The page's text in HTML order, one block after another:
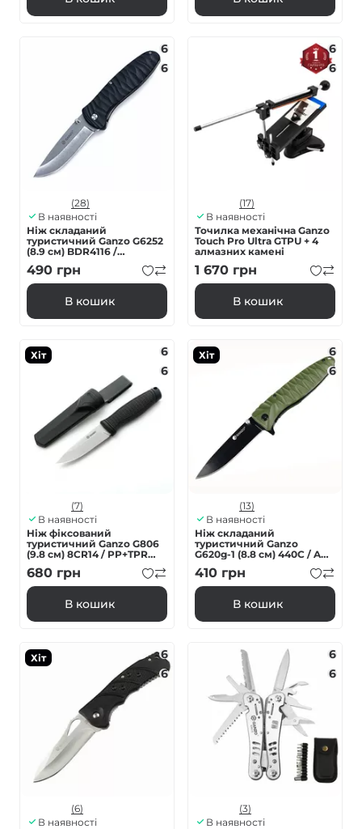
6
6
(28)
В наявності
Ніж складаний
туристичний Ganzo G6252
(8.9 см) BDR4116 /
fiberglass чорний
490 грн
В кошик
6
6
(17)
В наявності
Точилка механічна Ganzo
Touch Pro Ultra GTPU + 4
алмазних камені
1 670 грн
В кошик
Хіт
6
6
(7)
В наявності
Ніж фіксований
туристичний Ganzo G806
(9.8 см) 8CR14 / PP+TPR
чорний з чохлом
680 грн
В кошик
Хіт
6
6
(13)
В наявності
Ніж складаний
туристичний Ganzo
G620g-1 (8.8 см) 440C / ABS
зелений
410 грн
В кошик
Хіт
6
6
(6)
В наявності
6
6
(3)
В наявності